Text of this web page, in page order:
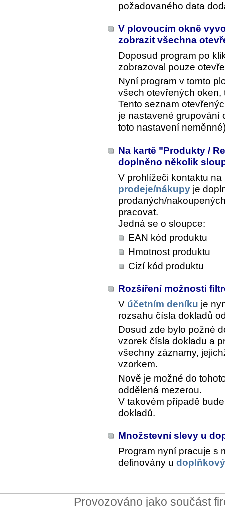
požadovaného data
V plovoucím okně
zobrazit všechna
Doposud program po
zobrazoval pouze
Nyní program v tomto
všech otevřených
Tento seznam
je nastavené grupování
toto nastavení
Na kartě "Produkty /
doplněno několik
V prohlížeči kontaktu
prodeje/nákupy je
prodaných/
pracovat.
Jedná se o sloupce:
EAN kód produktu
Hmotnost produktu
Cizí kód produktu
Rozšíření možnosti
V účetním deníku je
rozsahu čísla dokladů
Dosud zde bylo požné
vzorek čísla dokladu a
všechny záznamy,
vzorkem.
Nově je možné do
oddělená mezerou.
V takovém případě
dokladů.
Množstevní slevy u
Program nyní pracuje s
definovány u
Provozováno jako součást